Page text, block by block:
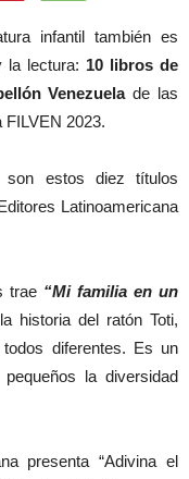
infantil también es
la lectura: 10 libros de
Venezuelade las
FILVEN 2023.
son estos diez títulos
Latinoamericana
trae “Mi familia en un
historia del ratón Toti,
diferentes. Es un
la diversidad
presenta “Adivina el